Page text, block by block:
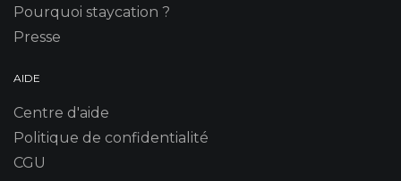
Pourquoi staycation ?
Presse
AIDE
Centre d'aide
Politique de confidentialité
CGU